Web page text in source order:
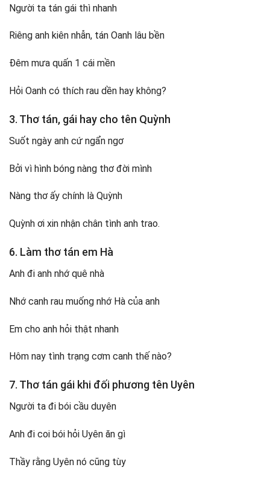
Người ta tán gái thì nhanh
Riêng anh kiên nhẫn, tán Oanh lâu bền
Đêm mưa quấn 1 cái mền
Hỏi Oanh có thích rau dền hay không?
3. Thơ tán, gái hay cho tên Quỳnh
Suốt ngày anh cứ ngẩn ngơ
Bởi vì hình bóng nàng thơ đời mình
Nàng thơ ấy chính là Quỳnh
Quỳnh ơi xin nhận chân tình anh trao.
6. Làm thơ tán em Hà
Anh đi anh nhớ quê nhà
Nhớ canh rau muống nhớ Hà của anh
Em cho anh hỏi thật nhanh
Hôm nay tình trạng cơm canh thế nào?
7. Thơ tán gái khi đối phương tên Uyên
Người ta đi bói cầu duyên
Anh đi coi bói hỏi Uyên ăn gì
Thầy rằng Uyên nó cũng tùy